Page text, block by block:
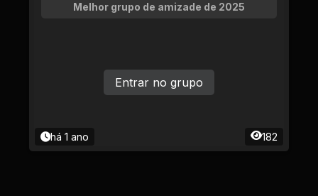
Melhor grupo de amizade de 2025
há 1 ano 182
Entrar no grupo